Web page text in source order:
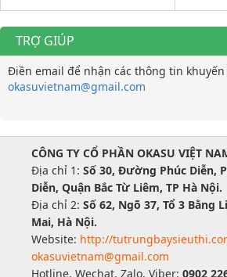
TRỢ GIÚP
Điền email để nhận các thông tin
okasuvietnam@gmail.com
CÔNG TY CỔ PHẦN OKASU VIỆT
Địa chỉ 1: Số 30, Đường Phúc Diễn,
Diễn, Quận Bắc Từ Liêm, TP Hà Nội.
Địa chỉ 2: Số 62, Ngõ 37, Tổ 3 Bằng
Mai, Hà Nội.
Website: http://
okasuvietnam@gmail.com
Hotline, Wechat, Zalo, Viber: 0902